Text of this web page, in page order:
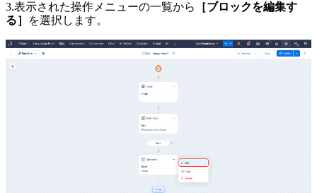
3.表示された操作メニューの一覧から
［ブロックを編集す
る］
を選択します。